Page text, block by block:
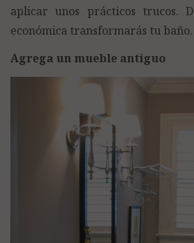
aplicar unos prácticos trucos.
económica transformarás tu baño.
Agrega un mueble antiguo